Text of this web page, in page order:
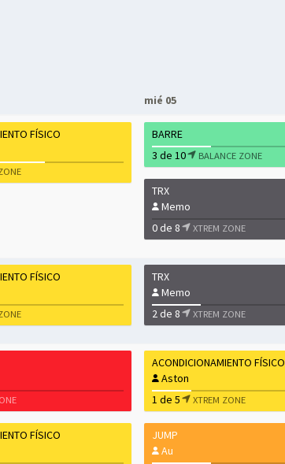
mié 05
FÍSICO
BARRE
3 de 10
BALANCE ZONE
TRX
Memo
0 de 8
XTREM ZONE
FÍSICO
TRX
Memo
2 de 8
XTREM ZONE
FÍSICO
ACONDICIONAMIENTO FÍSICO
Aston
1 de 5
XTREM ZONE
JUMP
Au